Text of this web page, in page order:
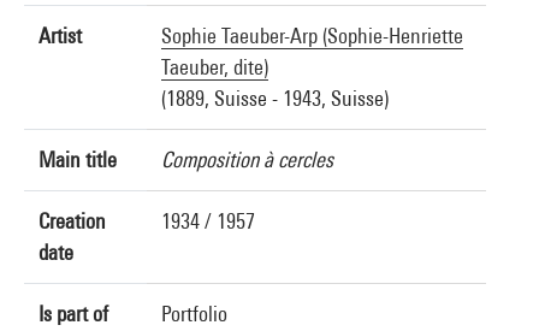
Artist
Sophie Taeuber-Arp (Sophie-Henriette
Taeuber, dite)
(1889, Suisse - 1943, Suisse)
Main title Composition à cercles
Creation
date
1934 / 1957
Is part of
Portfolio